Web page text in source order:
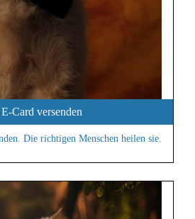
Card versenden
Die richtigen Menschen heilen sie.